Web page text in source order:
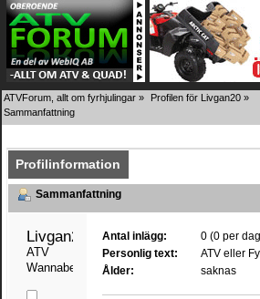
ATVForum, allt om fyrhjulingar » Profilen för Livgan20 »
Sammanfattning
Profilinformation
Sammanfattning
ATV
Wannabe
Antal inlägg:
0 (0 per
Personlig text:
ATV eller
Ålder:
saknas